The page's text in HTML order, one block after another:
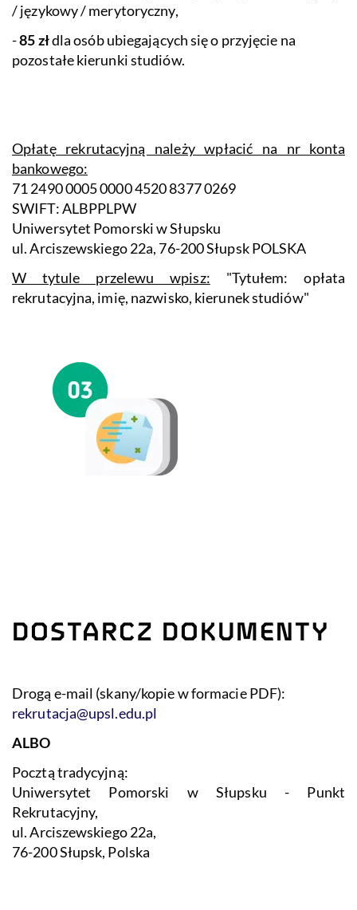
/ językowy / merytoryczny,
-85 złdla osób ubiegających się o przyjęcie na
pozostałe kierunki studiów.
Opłatę rekrutacyjną należy wpłacić na nr konta
bankowego:
71 2490 0005 0000 4520 8377 0269
SWIFT: ALBPPLPW
Uniwersytet Pomorski w Słupsku
ul. Arciszewskiego 22a, 76-200 Słupsk POLSKA
W tytule przelewu wpisz: "Tytułem: opłata
rekrutacyjna, imię, nazwisko, kierunek studiów"
DOSTARCZ DOKUMENTY
Drogą e-mail (skany/kopie w formacie PDF):
rekrutacja@upsl.edu.pl
ALBO
Pocztą tradycyjną:
Uniwersytet Pomorski w Słupsku - Punkt
Rekrutacyjny,
ul. Arciszewskiego 22a,
76-200 Słupsk​, Polska